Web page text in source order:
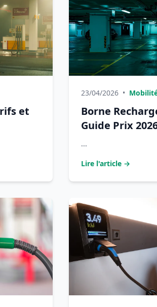
et
23/04/2026 •
Borne
Guide Prix
...
Lire l'article →